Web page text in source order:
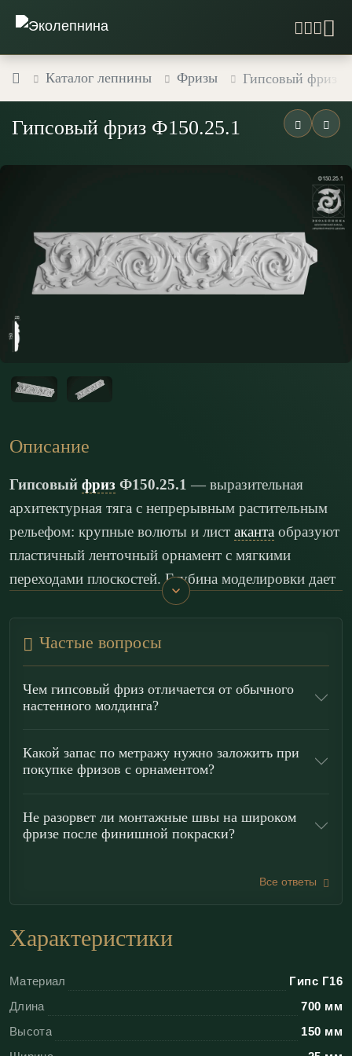
Каталог лепнины Фризы Гипсовый фриз
Гипсовый фриз Ф150.25.1
Описание
Гипсовый фриз Ф150.25.1 — выразительная
архитектурная тяга с непрерывным растительным
рельефом: крупные волюты и лист аканта образуют
пластичный ленточный орнамент с мягкими
переходами плоскостей. Глубина моделировки дает
богатую светотень в завитках и прожилках, а
отливки и четкость контуров.
По характеру рисунка изделие тяготеет к
классической традиции барокко/ампира: динамика
стену в торжественный фризовый пояс. Фриз
карнизом он визуально «поднимает» потолок, в
середине стены работает как разделитель фактур
создавать декоративные рамки, выступая как
широкиймолдинг.Раппорторнамента рассчитан на
аккуратную
эффект единой ленты по периметру.
Преимущества гипсовых фризов
«ЭКОЛЕПНИНА»
Частые вопросы
Чем гипсовый фриз отличается от обычного
настенного молдинга?
Какой запас по метражу нужно заложить при
покупке фризов с орнаментом?
Не разорвет ли монтажные швы на широком
фризе после финишной покраски?
Все ответы
Характеристики
Материал
Гипс Г16
Длина
700 мм
Высота
150 мм